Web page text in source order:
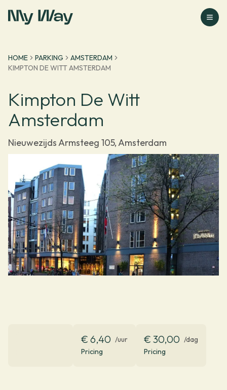
Ga naar homepage
HOME PARKING
AMSTERDAM
KIMPTON DE WITT AMSTERDAM
Kimpton De Witt
Amsterdam
Nieuwezijds Armsteeg 105, Amsterdam
€ 6,40 /uur
Pricing
€ 30,00 /dag
Pricing